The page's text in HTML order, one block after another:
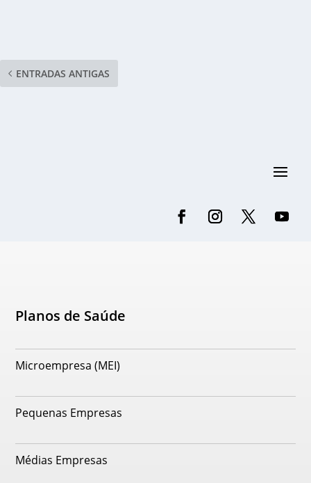
ENTRADAS ANTIGAS
Planos de Saúde
Microempresa (MEI)
Pequenas Empresas
Médias Empresas